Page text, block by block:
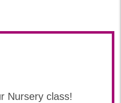
Nursery class!